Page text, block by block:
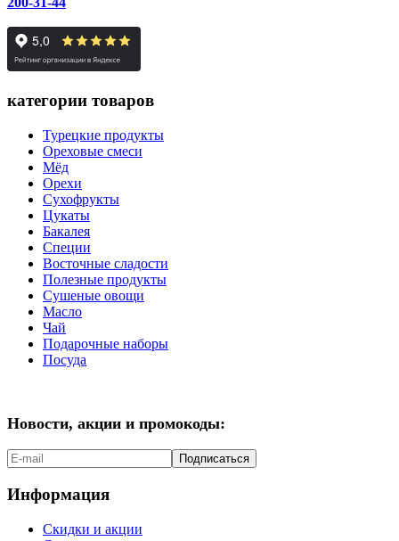
категории товаров
Турецкие продукты
Ореховые смеси
Мёд
Орехи
Сухофрукты
Цукаты
Бакалея
Специи
Восточные сладости
Полезные продукты
Сушеные овощи
Масло
Чай
Подарочные наборы
Посуда
Новости, акции и промокоды:
Подписаться
Информация
Скидки и акции